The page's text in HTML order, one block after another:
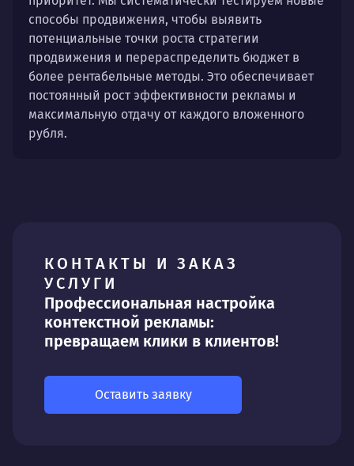
способы продвижения, чтобы выявить
потенциальные точки роста стратегии
продвижения и перераспределить бюджет в
более рентабельные методы. Это обеспечивает
постоянный рост эффективности рекламы и
максимальную отдачу от каждого вложенного
рубля.
КОНТАКТЫ И ЗАКАЗ
УСЛУГИ
Профессиональная настройка
контекстной рекламы:
превращаем клики в клиентов!
Оставить заявку